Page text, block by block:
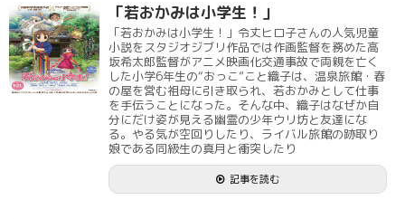
「若おかみは小学生！」
「若おかみは小学生！」令丈ヒロ子さんの人気児童
小説をスタジオジブリ作品では作画監督を務めた高
坂希太郎監督がアニメ映画化交通事故で両親を亡く
した小学6年生の“おっこ”こと織子は、温泉旅館・春
の屋を営む祖母に引き取られ、若おかみとして仕事
を手伝うことになった。そんな中、織子はなぜか自
分にだけ姿が見える幽霊の少年ウリ坊と友達にな
る。やる気が空回りしたり、ライバル旅館の跡取り
娘である同級生の真月と衝突したり
記事を読む